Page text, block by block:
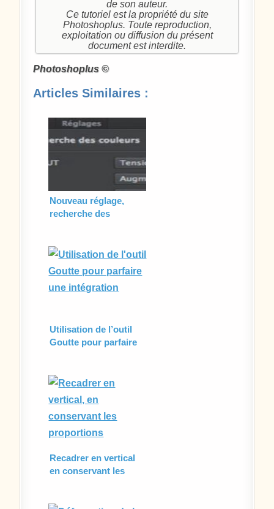
de son auteur.
Ce tutoriel est la propriété du site
Photoshoplus. Toute reproduction,
exploitation ou diffusion du présent
document est interdite.
Photoshoplus ©
Articles Similaires :
Nouveau réglage,
recherche des
Utilisation de l’outil
Goutte pour parfaire
Recadrer en vertical
en conservant les